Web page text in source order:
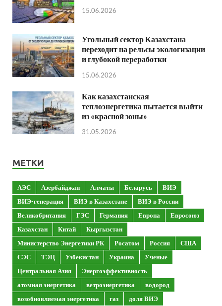
15.06.2026
Угольный сектор Казахстана
переходит на рельсы экологизации
и глубокой переработки
15.06.2026
Как казахстанская
теплоэнергетика пытается выйти
из «красной зоны»
31.05.2026
МЕТКИ
АЭС Азербайджан Алматы Беларусь
ВИЭ
ВИЭ-генерация
ВИЭ в Казахстане
ВИЭ в России
Великобритания
ГЭС Германия Европа
Евросоюз
Казахстан
Китай
Кыргызстан
Министерство Энергетики РК
Росатом Россия
США
СЭС
ТЭЦ Узбекистан Украина
Ученые
Центральная Азия
Энергоэффективность
атомная энергетика
ветроэнергетика
водород
возобновляемая энергетика
газ
доля ВИЭ